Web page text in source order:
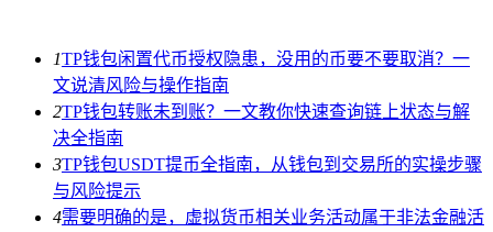
1TP钱包闲置代币授权隐患，没用的币要不要取消？一
文说清风险与操作指南
2TP钱包转账未到账？一文教你快速查询链上状态与解
决全指南
3TP钱包USDT提币全指南，从钱包到交易所的实操步骤
与风险提示
4需要明确的是，虚拟货币相关业务活动属于非法金融活